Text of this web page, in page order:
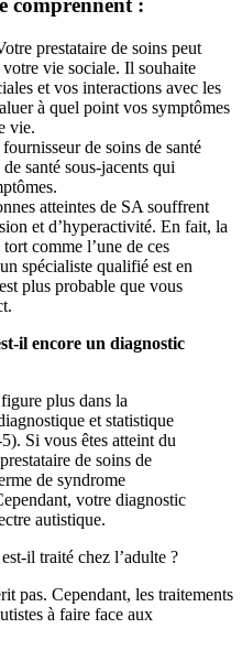
comprennent :
prestataire de soins peut
vie sociale. Il souhaite
et vos interactions avec les
à quel point vos symptômes
vie.
de soins de santé
santé sous-jacents qui
atteintes de SA souffrent
et d’hyperactivité. En fait, la
comme l’une de ces
spécialiste qualifié est en
plus probable que vous
il encore un diagnostic
plus dans la
et statistique
Si vous êtes atteint du
de soins de
de syndrome
votre diagnostic
autistique.
il traité chez l’adulte ?
pas. Cependant, les traitements
à faire face aux